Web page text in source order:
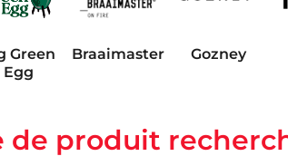
Green
Egg
Braaimaster Gozney
de produit